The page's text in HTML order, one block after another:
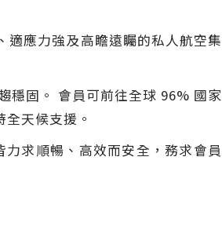
應力強及高瞻遠矚的私人航空集
穩固。 會員可前往全球 96% 國家
天候支援。
求順暢、高效而安全，務求會員